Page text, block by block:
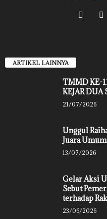
ARTIKEL LAINNYA
TMMD KE-
KEJAR DUA
21/07/2026
Unggul
Juara
13/07/2026
Gelar Aksi
Sebut
terhadap
23/06/2026